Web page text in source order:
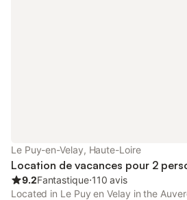
Le Puy-en-Velay, Haute-Loire
Location de vacances pour 2
9.2Fantastique⋅110 avis
Located in Le Puy en Velay in the